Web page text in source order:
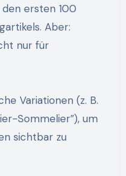
ersten 100
Aber:
nur für
Variationen (z. B.
Sommelier”), um
sichtbar zu